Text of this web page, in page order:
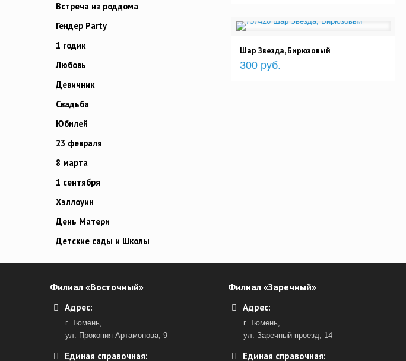
Шар Звезда, Бирюзовый
300 руб.
Встреча из роддома
Гендер Party
1 годик
Любовь
Девичник
Свадьба
Юбилей
23 февраля
8 марта
1 сентября
Хэллоуин
День Матери
Детские сады и Школы
Филиал «Восточный»
Адрес:
г. Тюмень,
ул. Прокопия Артамонова, 9
Единая справочная:
Филиал «Заречный»
Адрес:
г. Тюмень,
ул. Заречный проезд, 14
Единая справочная: